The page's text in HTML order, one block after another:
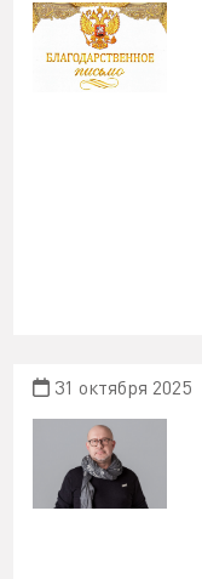
31 октября 2025